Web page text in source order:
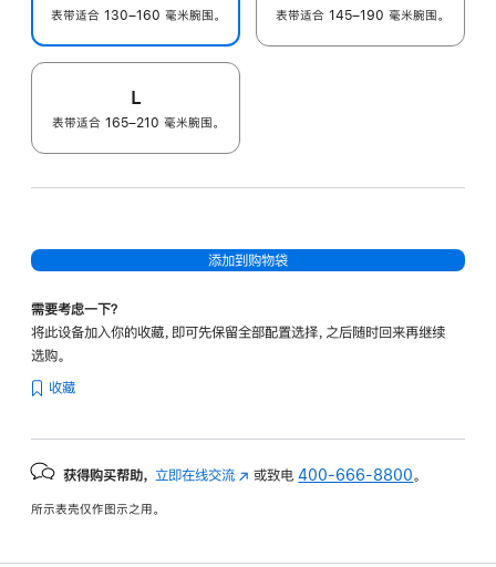
表带适合 130–160 毫米腕围。 表带适合 145–190 毫米腕围。
L
表带适合 165–210 毫米腕围。
添加到购物袋
需要考虑一下？
将此设备加入你的收藏，即可先保留全部配置选择，之后随时回来再继续
选购。
收藏
获得购买帮助， 立即在线交流 (在 或致电400-666-8800 。
所示表壳仅作图示之用。